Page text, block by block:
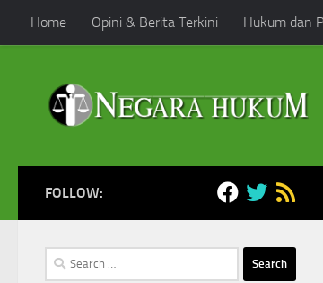
Skip to content
Home Opini & Berita Terkini Hukum dan
FOLLOW:
Search
for: